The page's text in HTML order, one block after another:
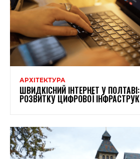
АРХІТЕКТУРА
ШВИДКІСНИЙ ІНТЕРНЕТ У ПОЛТАВІ:
РОЗВИТКУ ЦИФРОВОЇ